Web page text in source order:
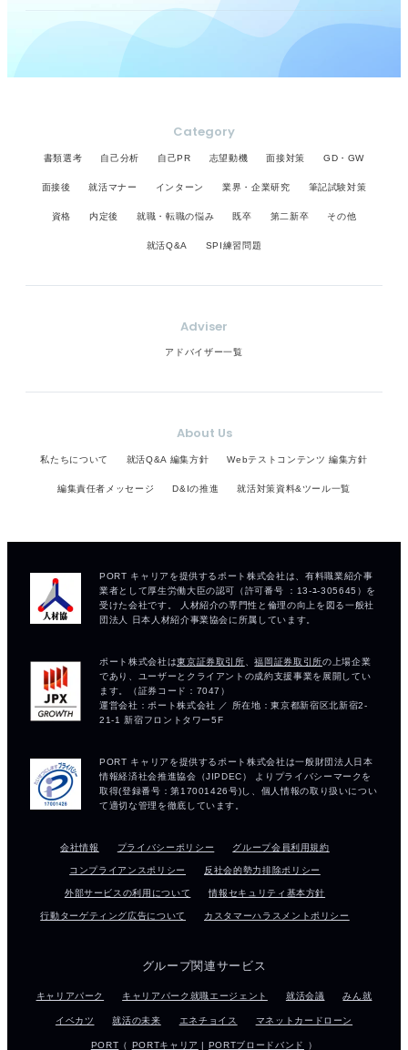
Category
書類選考 自己分析 自己PR 志望動機 面接対策 GD・GW
面接後 就活マナー インターン 業界・企業研究 筆記試験対策
資格 内定後 就職・転職の悩み 既卒 第二新卒 その他
就活Q&A SPI練習問題
Adviser
アドバイザー一覧
About Us
私たちについて 就活Q&A 編集方針 Webテストコンテンツ 編集方針
編集責任者メッセージ D&Iの推進 就活対策資料&ツール一覧
会社情報 プライバシーポリシー グループ会員利用規約
コンプライアンスポリシー 反社会的勢力排除ポリシー
外部サービスの利用について 情報セキュリティ基本方針
行動ターゲティング広告について カスタマーハラスメントポリシー